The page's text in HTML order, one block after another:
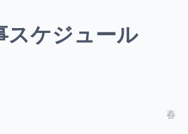
スケジュール
春